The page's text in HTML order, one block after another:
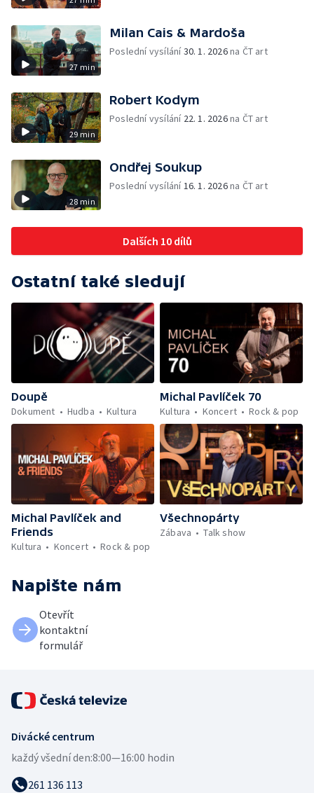
27 min
Milan Cais & Mardoša
Poslední vysílání30. 1. 2026na ČT art
29 min
Robert Kodym
Poslední vysílání 22. 1. 2026na ČT art
28 min
Ondřej Soukup
Poslední vysílání16. 1. 2026na ČT art
Dalších 10 dílů
Ostatní také sledují
Doupě
Dokument
Hudba Kultura
Michal Pavlíček 70
Kultura
Koncert Rock & pop
Michal Pavlíček and
Friends
Kultura
Koncert Rock & pop
Všechnopárty
Zábava
Talk show
Napište nám
Otevřít
kontaktní
formulář
Divácké centrum
každý všední den:8:00—16:00 hodin
261 136 113